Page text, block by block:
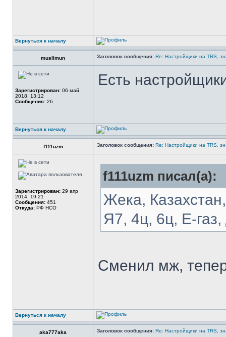
Вернуться к началу
muslimun Заголовок сообщения: Re: Настройщики на TRS,
Зарегистрирован: 06 май
2018, 13:12
Сообщения: 26
Есть
Вернуться к началу
f111uzm Заголовок сообщения: Re: Настройщики на TRS,
Зарегистрирован: 29 апр
2014, 19:21
Сообщения: 451
Откуда: РФ НСО
f111uzm писал(а):
Жека,
Я7, 4ц, 6ц, Е-
Сменил мж,
Вернуться к началу
aka777aka Заголовок сообщения: Re: Настройщики на TRS,